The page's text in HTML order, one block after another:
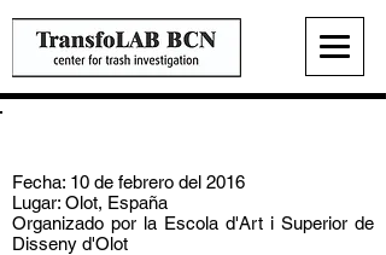
Fecha: 10 de febrero del 2016
Lugar: Olot, España
Organizado por la Escola d'Art i Superior de
Disseny d'Olot